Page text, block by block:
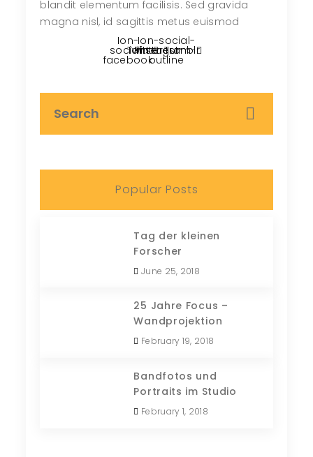
blandit elementum facilisis. Sed gravida
magna nisl, id sagittis metus euismod
Ion-
social-
facebook
Twitter
Pinterest
Ion-social-
instagram-
outline
Tumblr
Popular Posts
Tag der kleinen
Forscher
June 25, 2018
25 Jahre Focus –
Wandprojektion
February 19, 2018
Bandfotos und
Portraits im Studio
February 1, 2018